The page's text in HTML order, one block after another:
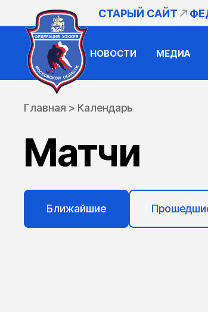
СТАРЫЙ САЙТ
НОВОСТИ МЕДИА
Главная > Календарь
Матчи
Ближайшие